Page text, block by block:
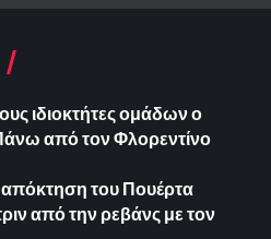
ιδιοκτήτες ομάδων ο
από τον Φλορεντίνο
απόκτηση του Πουέρτα
από την ρεβάνς με τον